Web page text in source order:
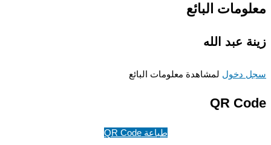
معلومات البائع
زينة عبد الله
سجل دخول لمشاهدة معلومات البائع
QR Code
طباعة QR Code